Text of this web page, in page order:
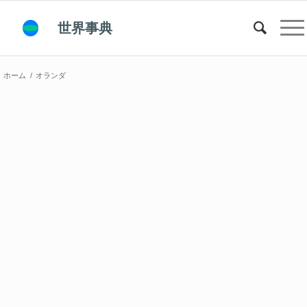
世界事典
ホーム / オランダ